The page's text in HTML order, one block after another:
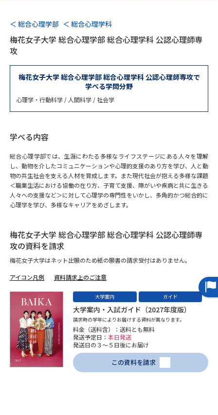
配慮案内」の請求
幼稚園教員資格認定試験 小学校教員資格認定試験
高等学校（情報）教員資格認定
試験
大学研究 大学検索
新増設大学・学部・学科特集
国際・グローバルに強い大学特
集
データサイエンス特集 奨学金・特待生制度特集
新学年スタート号特集ページ
（高3生用）
（高2生用）
SELFBRAND特集ページ
オープンキャンパスなどを調べる
オープンキャンパス検索 実施プログラムから探す
来場型・Web型イベント特集 夢ナビライブ
＜ 総合心理学部 ＜ 総合心理学科
梅花女子大学 総合心理学部 総合心理学科 公認心理師専
攻
梅花女子大学 総合心理学部 総合心理学科 公認心理師専攻で
学べる学問分野
心理学・行動科学 / 人間科学 / 社会学
学べる内容
総合心理学部では、生涯にわたる多様なライフステージにある人々を理解
し、動物を介したコミュニケーションや心理的支援のあり方を学び、人と動
物の共生社会を支える人材を育成します。また現代社会が抱える多様な課題
＜職業生活における協働の在り方、子育て支援、障がいや疾病と共に生きる
人々への支援など＞に対して心理学の専門性をいかし、多角的かつ総合的に
心理学を学び、多様なキャリアをめざします。
梅花女子大学 総合心理学部 総合心理学科 公認心理師専
攻の資料を請求
梅花女子大学はネット出願のため紙の願書の請求受付はありません。
アイコン凡例 資料請求上のご注意
大学案内 ガイド
大学案内・入試ガイド（2027年度版）
請求時の学年によりお届けする資料が異なります。
料金（送料含）：送料とも無料
発送予定日： 本日発送
発送日の３～５日後にお届け
この資料を請求